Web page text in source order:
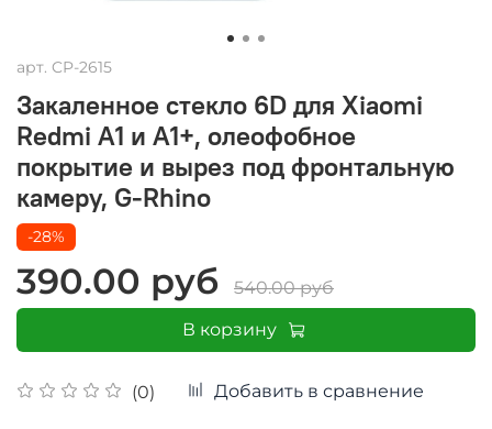
арт. CP-2615
Закаленное стекло 6D для Xiaomi
Redmi A1 и A1+, олеофобное
покрытие и вырез под фронтальную
камеру, G-Rhino
(0) Добавить в сравнение
-28%
390.00 руб
540.00 руб
В корзину